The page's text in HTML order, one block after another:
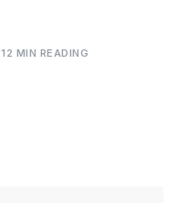
12 MIN READING